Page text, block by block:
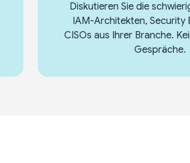
Diskutieren Sie die
IAM-Architekten, Security
CISOs aus Ihrer Branche.
Gespräche.